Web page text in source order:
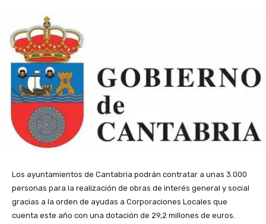
Los ayuntamientos de Cantabria podrán contratar a unas 3.000
personas para la realización de obras de interés general y social
gracias a la orden de ayudas a Corporaciones Locales que
cuenta este año con una dotación de 29,2 millones de euros.